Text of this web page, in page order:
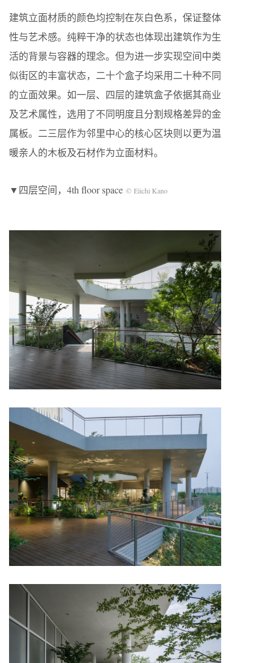
建筑立面材质的颜色均控制在灰白色系，保证整体
性与艺术感。纯粹干净的状态也体现出建筑作为生
活的背景与容器的理念。但为进一步实现空间中类
似街区的丰富状态，二十个盒子均采用二十种不同
的立面效果。如一层、四层的建筑盒子依据其商业
及艺术属性，选用了不同明度且分割规格差异的金
属板。二三层作为邻里中心的核心区块则以更为温
暖亲人的木板及石材作为立面材料。
▼四层空间，4th floor space © Eiichi Kano